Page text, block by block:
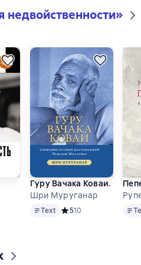
недвойственности»
4,5 на основе 8 оценок
Гуру Вачака Коваи.
Шри Муруганар
TextText Средний рейтинг 5 на
510 Text